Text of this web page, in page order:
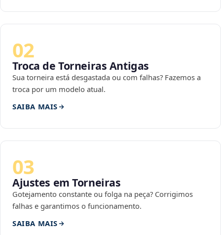
02
Troca de Torneiras Antigas
Sua torneira está desgastada ou com falhas? Fazemos a
troca por um modelo atual.
SAIBA MAIS
03
Ajustes em Torneiras
Gotejamento constante ou folga na peça? Corrigimos
falhas e garantimos o funcionamento.
SAIBA MAIS